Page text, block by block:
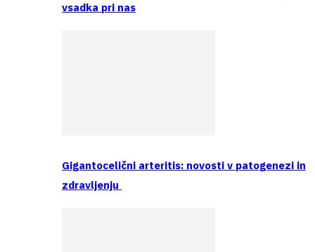
vsadka pri nas
Gigantocelični arteritis: novosti v patogenezi in
zdravljenju